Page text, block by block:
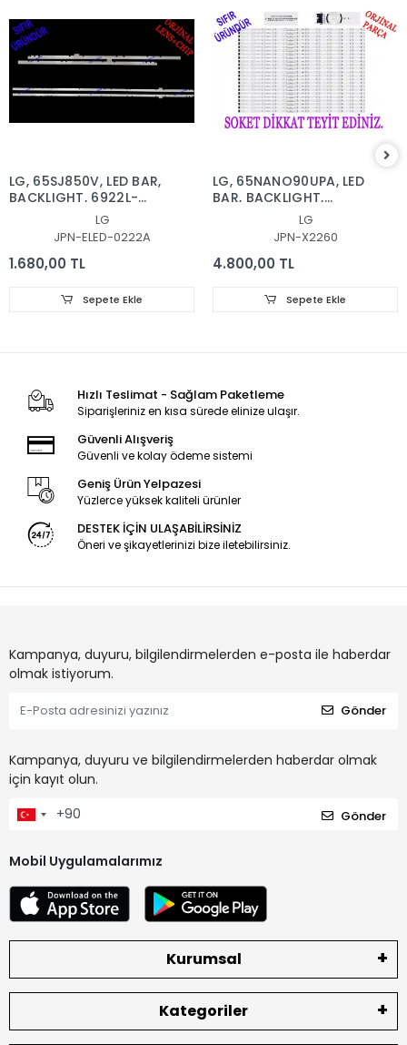
LG, 65SJ850V, LED BAR,
BACKLIGHT, 6922L-
0222A, 6916L2879A,
6916L2873A, 65'' V17
AS1 2879, 2873
LG
JPN-ELED-0222A
1.680,00 TL
Sepete Ekle
LG, 65NANO90UPA, LED
BAR, BACKLIGHT,
LG
JPN-X2260
4.800,00 TL
Sepete Ekle
Hızlı Teslimat - Sağlam Paketleme
Siparişleriniz en kısa sürede elinize ulaşır.
Güvenli Alışveriş
Güvenli ve kolay ödeme sistemi
Geniş Ürün Yelpazesi
Yüzlerce yüksek kaliteli ürünler
DESTEK İÇİN ULAŞABİLİRSİNİZ
Öneri ve şikayetlerinizi bize iletebilirsiniz.
Kampanya, duyuru, bilgilendirmelerden e-posta ile haberdar
olmak istiyorum.
Gönder
Kampanya, duyuru ve bilgilendirmelerden haberdar olmak
için kayıt olun.
Gönder
Mobil Uygulamalarımız
Kurumsal
Kategoriler